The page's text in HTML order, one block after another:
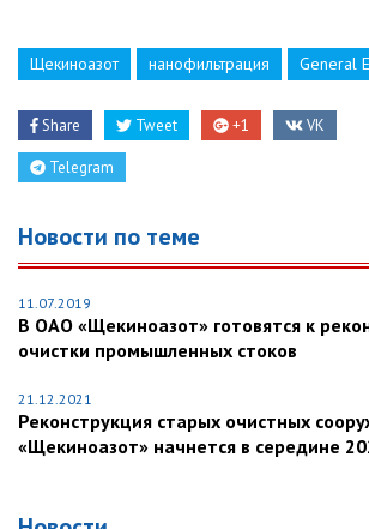
Щекиноазот нанофильтрация General
Share Tweet +1 VK
Telegram
Новости по теме
11.07.2019
В ОАО «Щекиноазот» готовятся к
очистки промышленных стоков
21.12.2021
Реконструкция старых очистных
«Щекиноазот» начнется в середине